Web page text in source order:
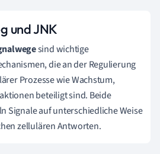
und JNK
sind wichtige
die an der Regulierung
Prozesse wie Wachstum,
beteiligt sind. Beide
Signale auf unterschiedliche Weise
zellulären Antworten.